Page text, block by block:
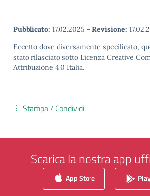
Pubblicato: 17.02.2025 - Revisione:
Eccetto dove diversamente specificato,
stato rilasciato sotto Licenza Creative
Attribuzione 4.0 Italia.
Stampa / Condividi
Scarica la nostra app
App Store